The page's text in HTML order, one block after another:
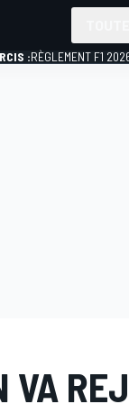
:RÈGLEMENT F1
VA